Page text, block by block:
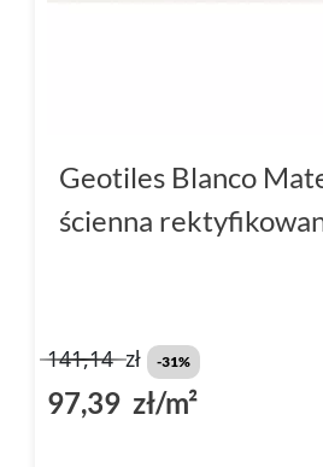
Geotiles Blanco
ścienna
141,14zł -31%
97,39 zł/m²